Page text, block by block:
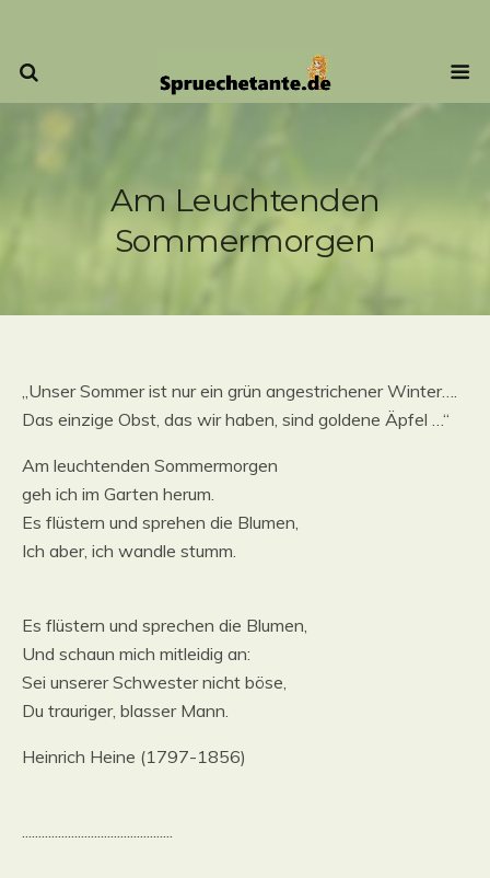
Am Leuchtenden
Sommermorgen
„Unser Sommer ist nur ein grün angestrichener Winter….
Das einzige Obst, das wir haben, sind goldene Äpfel …“
Am leuchtenden Sommermorgen
geh ich im Garten herum.
Es flüstern und sprehen die Blumen,
Ich aber, ich wandle stumm.
Es flüstern und sprechen die Blumen,
Und schaun mich mitleidig an:
Sei unserer Schwester nicht böse,
Du trauriger, blasser Mann.
Heinrich Heine (1797-1856)
..............................................